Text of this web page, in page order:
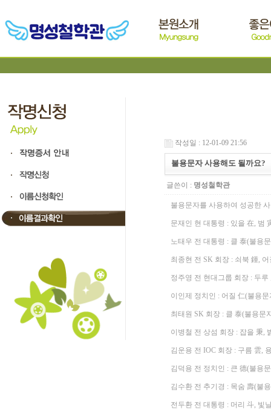
작성일 : 12-01-09 21:56
불용문자 사용해도 될까요?
글쓴이 : 명성철학관
불용문자를 사용하여 성공한
문재인 현 대통령 : 있을 在, 범
노태우 전 대통령 : 클 泰(불용
최종현 전 SK 회장 : 쇠북 鍾,
정주영 전 현대그룹 회장 : 두
이인제 정치인 : 어질 仁(불용
최태원 SK 회장 : 클 泰(불용문
이병철 전 상섬 회장 : 잡을 秉,
김운용 전 IOC 회장 : 구름 雲,
김덕용 전 정치인 : 큰 德(불용
김수환 전 추기경 : 목숨 壽(불
전두환 전 대통령 : 머리 斗, 빛